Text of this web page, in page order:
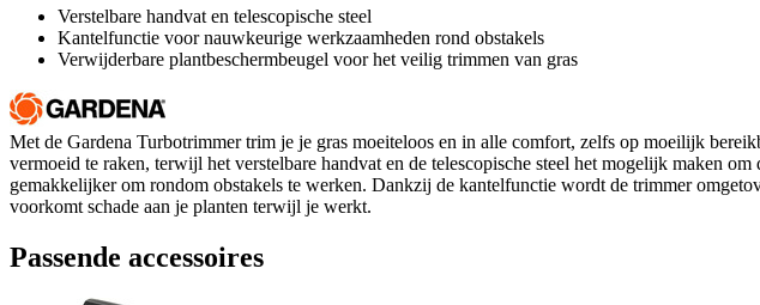
Verstelbare handvat en telescopische steel
Kantelfunctie voor nauwkeurige werkzaamheden rond obstakels
Verwijderbare plantbeschermbeugel voor het veilig trimmen van gras
Met de Gardena Turbotrimmer trim je je gras moeiteloos en in alle comfort, zelfs op moeilijk
vermoeid te raken, terwijl het verstelbare handvat en de telescopische steel het mogelijk maken
gemakkelijker om rondom obstakels te werken. Dankzij de kantelfunctie wordt de trimmer
voorkomt schade aan je planten terwijl je werkt.
Passende accessoires